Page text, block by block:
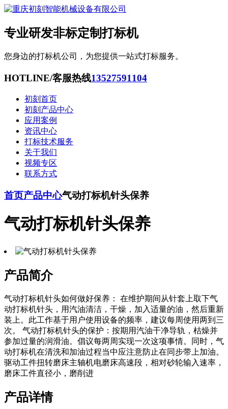
专业研发非标定制打标机
您身边的打标机公司，为您提供一站式打标服务。
HOTLINE/客服热线13527591104
初刻首页
初刻产品中心
应用案例
资讯中心
打标技术服务
关于我们
视频专区
联系方式
首页产品中心气动打标机针头保养
气动打标机针头保养
产品简介
气动打标机针头如何做好保养： 在维护期间从针套上取下气
动打标机针头，用汽油清洁，干燥，加入适量的油，然后重新
装上。此工作基于用户使用设备的频率，建议每周使用两到三
次。 气动打标机针头的保护：按期用汽油干净导轨，枯燥并
参加过量的润滑油。倡议每两周实现一次这项事情。同时，气
动打标机在清洗和加油过程当中应注意防止在同步带上加油。
驱动工件扭转磨床主轴机电磨床高速段，相对砂轮输入速率，
磨床工件直径小，磨削进
产品详情